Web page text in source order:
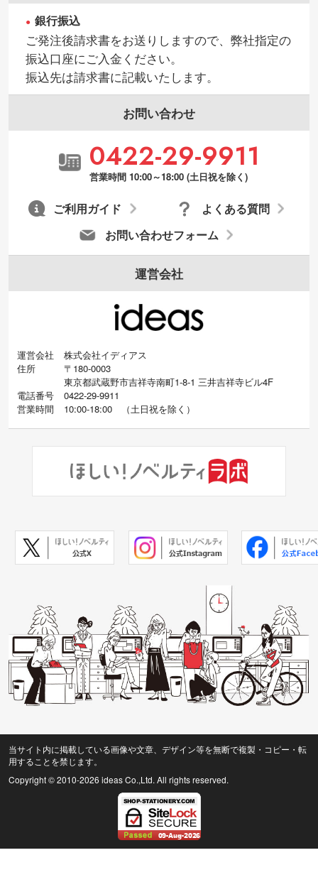
銀行振込
ご発注後請求書をお送りしますので、弊社指定の
振込口座にご入金ください。
振込先は請求書に記載いたします。
お問い合わせ
0422-29-9911
営業時間 10:00～18:00 (土日祝を除く)
お問い合わせフォーム
よくある質問
ご利用ガイド
運営会社
運営会社
株式会社イディアス
住所
〒180-0003
東京都武蔵野市吉祥寺南町1-8-1 三井吉祥寺ビル4F
電話番号
0422-29-9911
営業時間
10:00-18:00 （土日祝を除く）
当サイト内に掲載している画像や文章、デザイン等を無断で複製・コピー・転
用することを禁じます。
Copyright © 2010-2026 ideas Co.,Ltd. All rights reserved.